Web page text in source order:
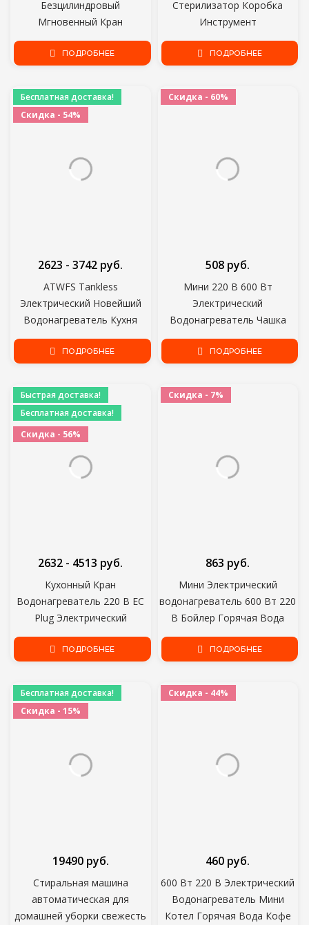
Безцилиндровый
Мгновенный Кран
Водонагреватель
Мгновенный
Кран Горячей Воды LED
Digital EU Plug
ПОДРОБНЕЕ
Стерилизатор Коробка
Инструмент
Дезинфекционный Шкаф Для
Домашнего Использования
Бытовая Техника
ПОДРОБНЕЕ
Бесплатная доставка!
Скидка - 54%
ATWFS Tankless
Электрический Новейший
Водонагреватель Кухня
Мгновенный Кран Горячей
Воды Нагреватель Воды
Heater3000w
2623 - 3742 руб.
ПОДРОБНЕЕ
Скидка - 60%
Мини 220 В 600 Вт
Электрический
Водонагреватель Чашка
Кипящий Нагреватель
Горячая Вода Кофе Для
Использованием
EU/AU/UK/US Plug
508 руб.
ПОДРОБНЕЕ
Быстрая доставка!
Бесплатная доставка!
Скидка - 56%
Кухонный Кран
Водонагреватель 220 В ЕС
Plug Электрический
Водонагреватель 3000 Вт
Цифровой Дисплей Для
2632 - 4513 руб.
ПОДРОБНЕЕ
Скидка - 7%
Мини Электрический
водонагреватель 600 Вт 220
В Бойлер Горячая Вода
Кофе Погружение
Путешествия Портативный
горячей воды ЕС
Великобритания Штекер
863 руб.
ПОДРОБНЕЕ
Бесплатная доставка!
Скидка - 15%
Стиральная машина
автоматическая для
домашней уборки свежесть
19490 руб.
Скидка - 44%
600 Вт 220 В Электрический
Водонагреватель Мини
Котел Горячая Вода Кофе
460 руб.